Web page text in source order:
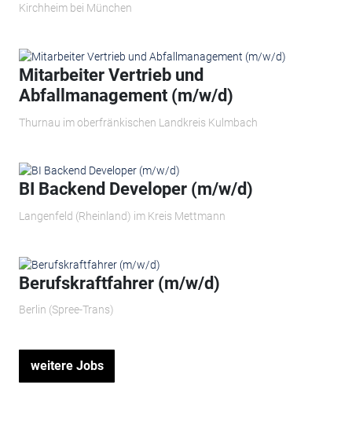
Kirchheim bei München
Mitarbeiter Vertrieb und
Abfallmanagement (m/w/d)
Thurnau im oberfränkischen Landkreis Kulmbach
BI Backend Developer (m/w/d)
Langenfeld (Rheinland) im Kreis Mettmann
Berufskraftfahrer (m/w/d)
Berlin (Spree-Trans)
weitere Jobs